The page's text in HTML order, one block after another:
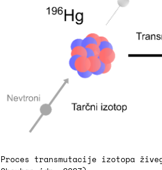
Proces transmutacije izotopa